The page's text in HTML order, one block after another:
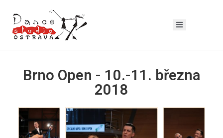
Brno Open - 10.-11. března
2018